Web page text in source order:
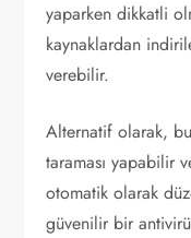
yaparken dikkatli
kaynaklardan
verebilir.
Alternatif olarak,
taraması yapabilir
otomatik olarak
güvenilir bir